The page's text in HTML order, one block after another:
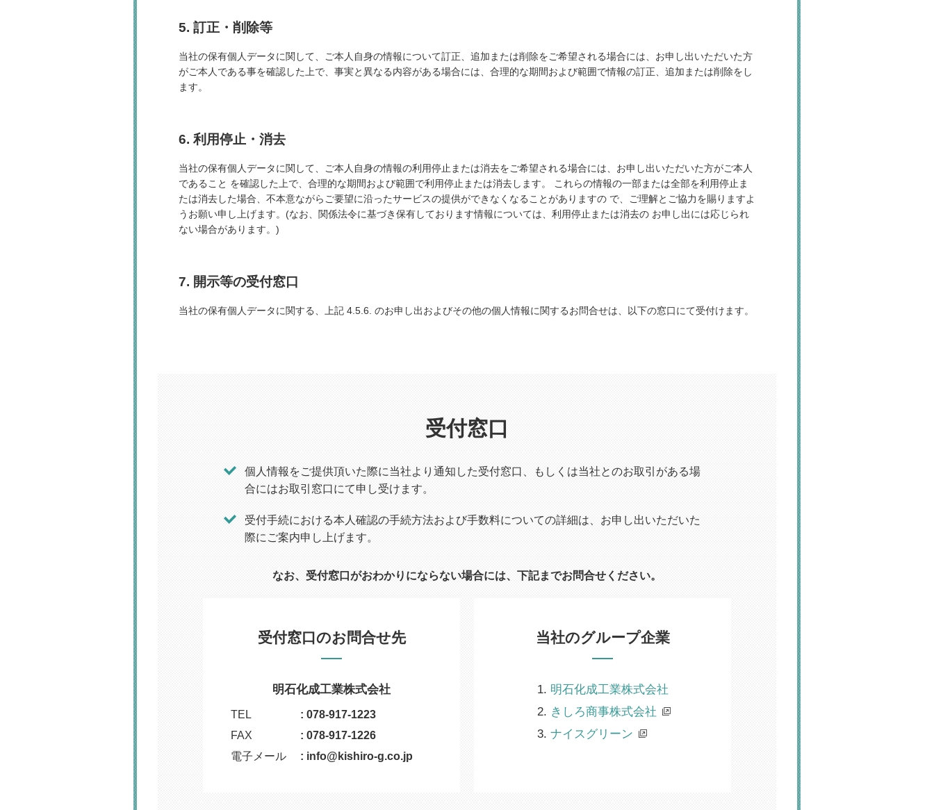
5. 訂正・削除等
当社の保有個人データに関して、ご本人自身の情報について訂正、追加または削除をご希望される場合には、お申し出いただいた方
がご本人である事を確認した上で、事実と異なる内容がある場合には、合理的な期間および範囲で情報の訂正、追加または削除をし
ます。
6. 利用停止・消去
当社の保有個人データに関して、ご本人自身の情報の利用停止または消去をご希望される場合には、お申し出いただいた方がご本人
であること を確認した上で、合理的な期間および範囲で利用停止または消去します。 これらの情報の一部または全部を利用停止ま
たは消去した場合、不本意ながらご要望に沿ったサービスの提供ができなくなることがありますの で、ご理解とご協力を賜りますよ
うお願い申し上げます。(なお、関係法令に基づき保有しております情報については、利用停止または消去の お申し出には応じられ
ない場合があります。)
7. 開示等の受付窓口
当社の保有個人データに関する、上記 4.5.6. のお申し出およびその他の個人情報に関するお問合せは、以下の窓口にて受付けます。
受付窓口
個人情報をご提供頂いた際に当社より通知した受付窓口、もしくは当社とのお取引がある場
合にはお取引窓口にて申し受けます。
受付手続における本人確認の手続方法および手数料についての詳細は、お申し出いただいた
際にご案内申し上げます。
なお、受付窓口がおわかりにならない場合には、下記までお問合せください。
受付窓口のお問合せ先
明石化成工業株式会社
TEL
: 078-917-1223
FAX
: 078-917-1226
電子メール
: info@kishiro-g.co.jp
当社のグループ企業
明石化成工業株式会社
きしろ商事株式会社
ナイスグリーン